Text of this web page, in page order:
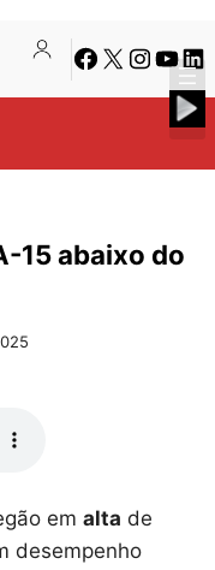
Facebook
X Instagram
15 abaixo do
em alta de
desempenho